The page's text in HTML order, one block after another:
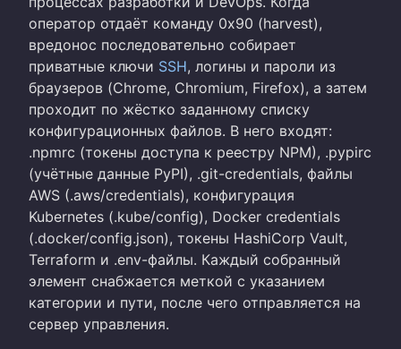
оператор отдаёт команду 0x90 (harvest),
вредонос последовательно собирает
приватные ключи SSH, логины и пароли из
браузеров (Chrome, Chromium, Firefox), а затем
проходит по жёстко заданному списку
конфигурационных файлов. В него входят:
.npmrc (токены доступа к реестру NPM), .pypirc
(учётные данные PyPI), .git-credentials, файлы
AWS (.aws/credentials), конфигурация
Kubernetes (.kube/config), Docker credentials
(.docker/config.json), токены HashiCorp Vault,
Terraform и .env-файлы. Каждый собранный
элемент снабжается меткой с указанием
категории и пути, после чего отправляется на
сервер управления.